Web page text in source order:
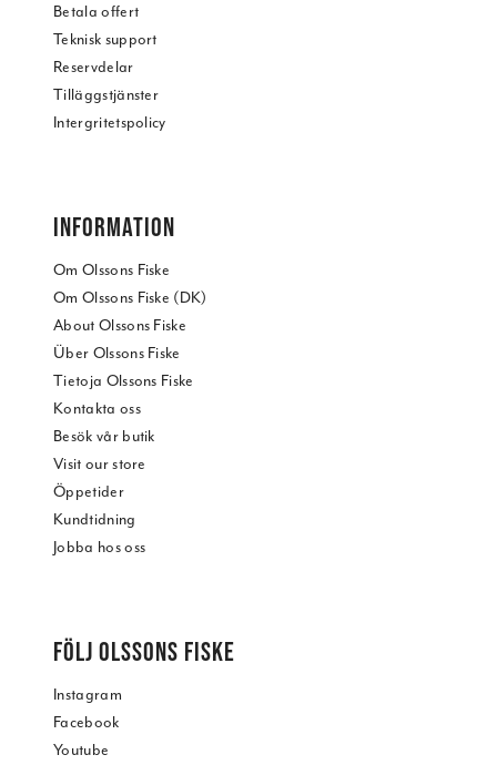
Betala offert
Teknisk support
Reservdelar
Tilläggstjänster
Intergritetspolicy
INFORMATION
Om Olssons Fiske
Om Olssons Fiske (DK)
About Olssons Fiske
Über Olssons Fiske
Tietoja Olssons Fiske
Kontakta oss
Besök vår butik
Visit our store
Öppetider
Kundtidning
Jobba hos oss
FÖLJ OLSSONS FISKE
Instagram
Facebook
Youtube